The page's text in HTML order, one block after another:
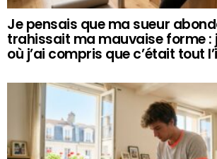
Je pensais que ma sueur
trahissait ma mauvaise forme :
où j’ai compris que c’était tout